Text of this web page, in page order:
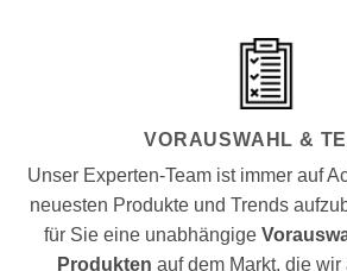
VORAUSWAHL &
Unser Experten-Team ist immer auf
neuesten Produkte und Trends
für Sie eine unabhängige
Produkten auf dem Markt, die